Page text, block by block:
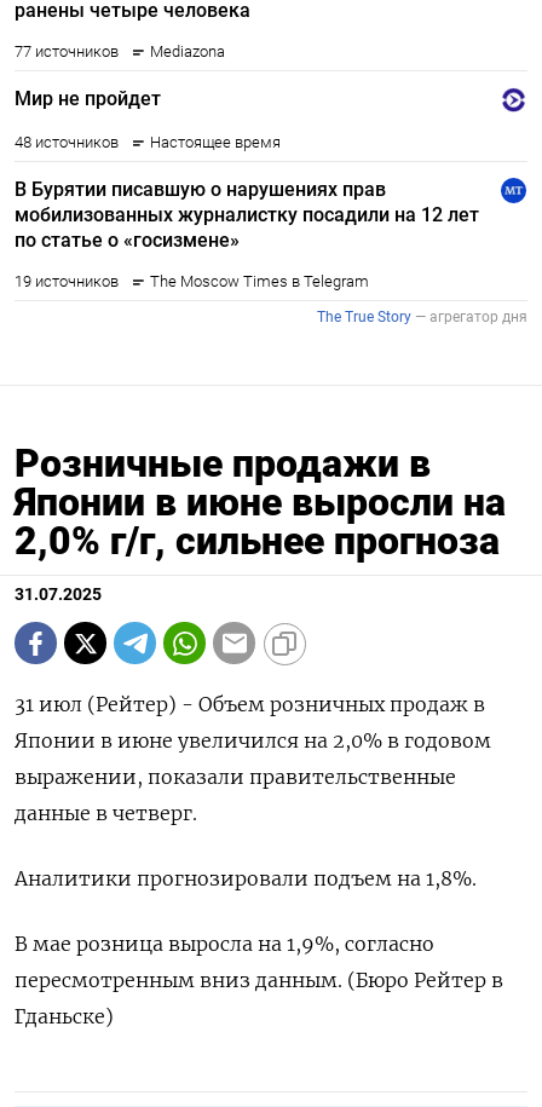
Розничные продажи в
Японии в июне выросли на
2,0% г/г, сильнее прогноза
31.07.2025
31 июл (Рейтер) - Объем розничных продаж в
Японии в июне увеличился на 2,0% в годовом
выражении, показали правительственные
данные в четверг.
Аналитики прогнозировали подъем на 1,8%.
В мае розница выросла на 1,9%, согласно
пересмотренным вниз данным. (Бюро Рейтер в
Гданьске)